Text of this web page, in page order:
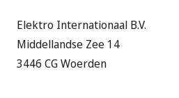
Elektro Internationaal B.V.
Middellandse Zee 14
3446 CG Woerden